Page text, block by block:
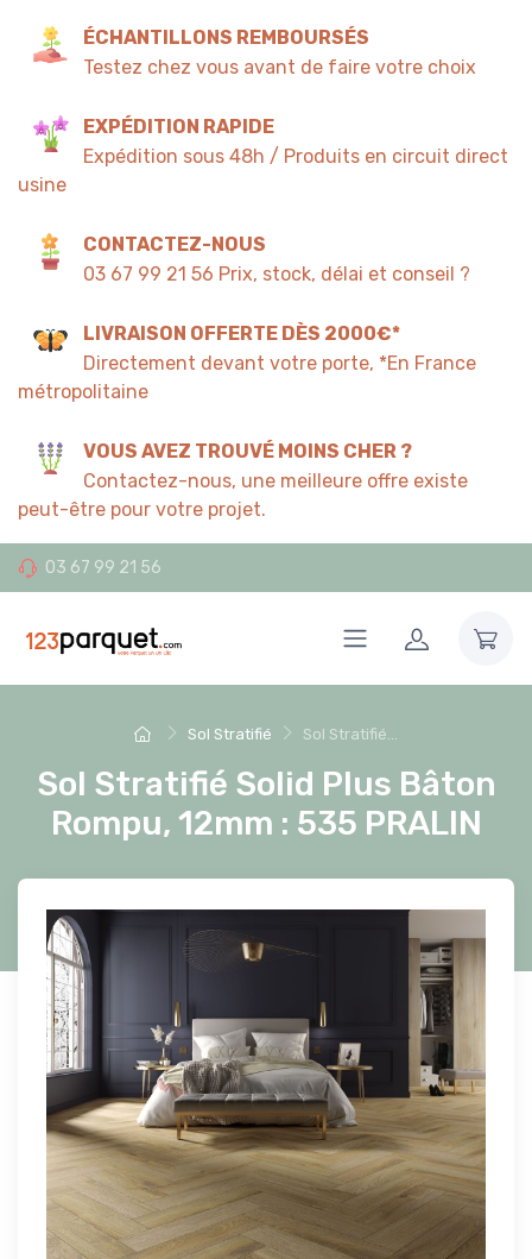
ÉCHANTILLONS REMBOURSÉS
Testez chez vous avant de faire votre choix
EXPÉDITION RAPIDE
Expédition sous 48h / Produits en circuit direct
usine
CONTACTEZ-NOUS
03 67 99 21 56 Prix, stock, délai et conseil ?
LIVRAISON OFFERTE DÈS 2000€*
Directement devant votre porte, *En France
métropolitaine
VOUS AVEZ TROUVÉ MOINS CHER ?
Contactez-nous, une meilleure offre existe
peut-être pour votre projet.
03 67 99 21 56
Sol Stratifié Sol Stratifié...
Sol Stratifié Solid Plus Bâton
Rompu, 12mm : 535 PRALIN